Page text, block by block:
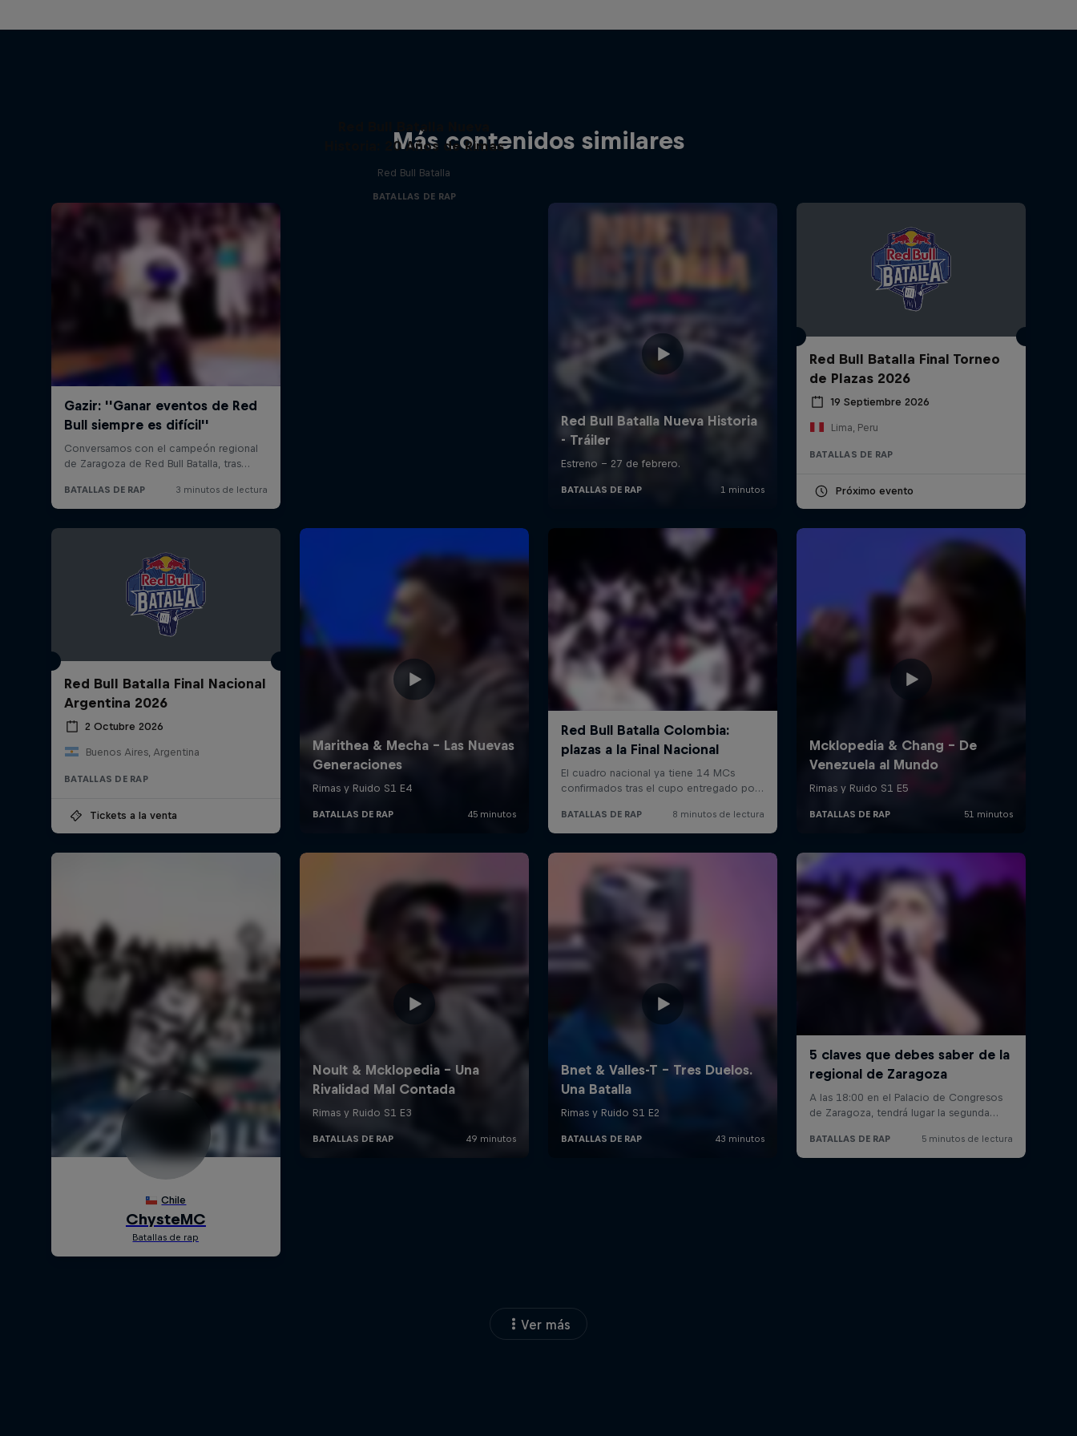
Más contenidos similares
Red Bull Batalla Nueva
Historia: 20 Años de Rimas
Red Bull Batalla
BATALLAS DE RAP
Red Bull Batalla Final Torneo
de Plazas 2026
19 Septiembre 2026
Lima, Peru
BATALLAS DE RAP
Próximo evento
Red Bull Batalla Final Nacional
Argentina 2026
2 Octubre 2026
Buenos Aires, Argentina
BATALLAS DE RAP
Tickets a la venta
Ver más